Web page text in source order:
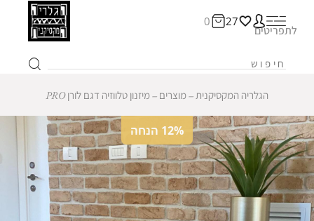
27
0
לתפריטים
הגלריה המקסיקנית ‒מוצרים ‒מיזנון טלווזיה דגם לורן PRO
12% הנחה